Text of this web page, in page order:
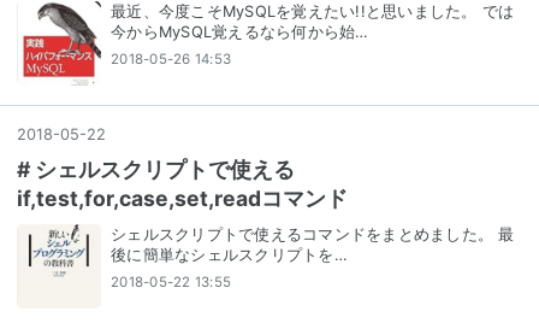
最近、今度こそMySQLを覚えたい!!と思いました。 では
今からMySQL覚えるなら何から始…
2018-05-26 14:53
2018-05-22
# シェルスクリプトで使える
if,test,for,case,set,readコマンド
シェルスクリプトで使えるコマンドをまとめました。 最
後に簡単なシェルスクリプトを…
2018-05-22 13:55